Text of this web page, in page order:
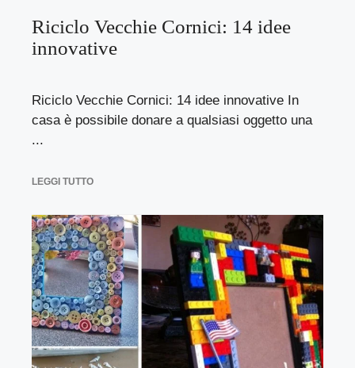
Riciclo Vecchie Cornici: 14 idee
innovative
Riciclo Vecchie Cornici: 14 idee innovative In
casa è possibile donare a qualsiasi oggetto una
...
LEGGI TUTTO